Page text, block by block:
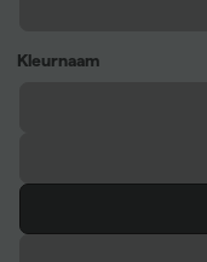
Kleurnaam